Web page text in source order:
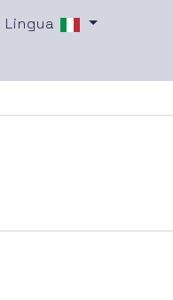
Lingua